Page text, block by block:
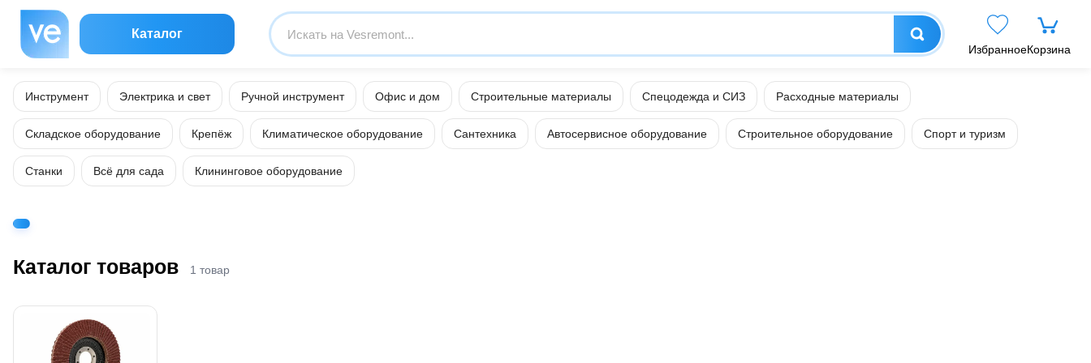
Каталог
ИзбранноеКорзина
Инструмент Электрика и свет Ручной инструмент Офис и дом Строительные материалы Спецодежда и СИЗ Расходные материалы
Складское оборудование Крепёж Климатическое оборудование Сантехника Автосервисное оборудование Строительное оборудование Спорт и туризм
Станки Всё для сада Клининговое оборудование
Каталог товаров 1 товар